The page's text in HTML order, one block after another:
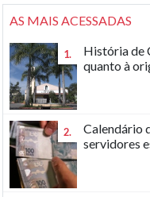
AS MAIS ACESSADAS
1.
História de
quanto à
2.
Calendário
servidores